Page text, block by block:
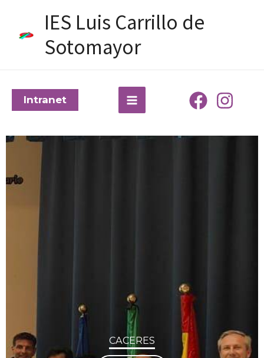
contenido
IES Luis Carrillo de
Sotomayor
Intranet
CACERES